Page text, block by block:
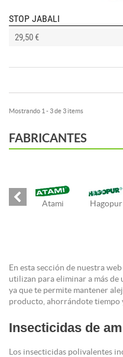
STOP JABALI
29,50 €
Mostrando 1 - 3 de 3 items
FABRICANTES
Atami Hagopur
En esta sección de nuestra
utilizan para eliminar a más de
ya que te permite mantener
producto, ahorrándote tiempo
Insecticidas de
Los insecticidas polivalentes